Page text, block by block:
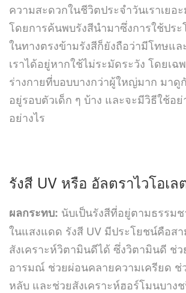
ความสะดวกในชีวิตประจำวันเราเยอ
โดยการค้นพบรังสีนำมาซึ่งการใช้ปร
ในทางตรงข้ามรังสีก็ยังถือว่ามีโทษแ
เราได้อยู่หากใช้ไม่ระมัดระวัง โดยเฉ
ร่างกายที่บอบบางกว่าผู้ใหญ่มาก มาดู
อยู่รอบตัวเด็ก ๆ บ้าง และจะมีวิธีใช้อย่
อย่างไร
รังสี UV หรือ อัลตราไวโอเล
ผลกระทบ: นับเป็นรังสีที่อยู่ตามธรรม
ในแสงแดด รังสี UV มีประโยชน์คือส
สังเคราะห์วิตามินดีได้ ซึ่งวิตามินดี ช่ว
อารมณ์ ช่วยผ่อนคลายความเครียด ช่
หลับ และช่วยสังเคราะห์ฮอร์โมนบาง